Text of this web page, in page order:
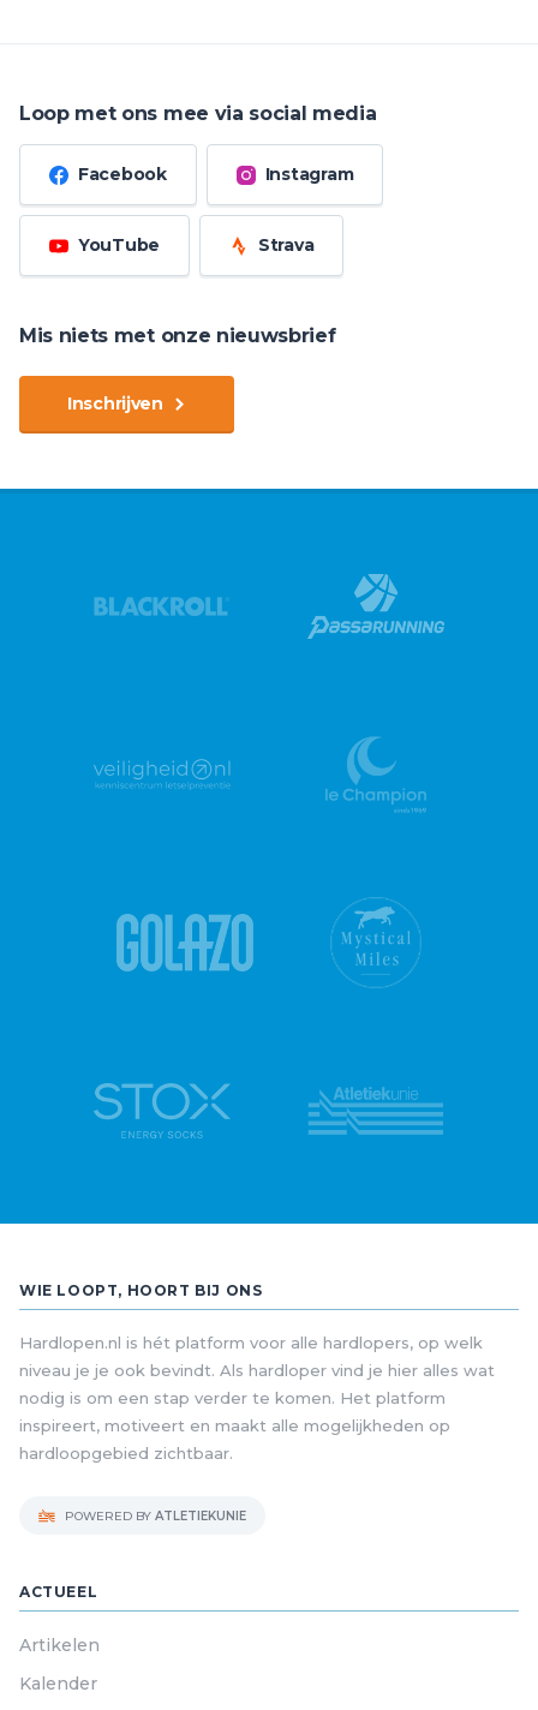
Loop met ons mee via social media
Facebook Instagram
YouTube Strava
Mis niets met onze nieuwsbrief
Inschrijven
WIE LOOPT, HOORT BIJ ONS
Hardlopen.nl is hét platform voor alle hardlopers, op welk
niveau je je ook bevindt. Als hardloper vind je hier alles wat
nodig is om een stap verder te komen. Het platform
inspireert, motiveert en maakt alle mogelijkheden op
hardloopgebied zichtbaar.
POWERED BY ATLETIEKUNIE
ACTUEEL
Artikelen
Kalender